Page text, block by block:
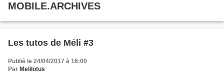
MOBILE.ARCHIVES
Les tutos de Méli #3
Publié le 24/04/2017 à 16:00
Par Melilotus